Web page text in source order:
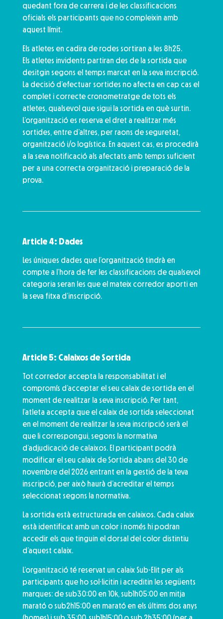
quedant fora de carrera i de les classificacions
oficials els participants que no compleixin amb
aquest límit.
Els atletes en cadira de rodes sortiran a les 8h25.
Els atletes invidents partiran des de la sortida que
desitgin segons el temps marcat en la seva inscripció.
La decisió d’efectuar sortides no afecta en cap cas el
complet i correcte cronometratge de tots els
atletes, qualsevol que sigui la sortida en què surtin.
L’organització es reserva el dret a realitzar més
sortides, entre d’altres, per raons de seguretat,
organització i/o logística. En aquest cas, es procedirà
a la seva notificació als afectats amb temps suficient
per a una correcta organització i preparació de la
prova.
Article 4: Dades
Les úniques dades que l’organització tindrà en
compte a l’hora de fer les classificacions de qualsevol
categoria seran les que el mateix corredor aporti en
la seva fitxa d’inscripció.
Article 5: Calaixos de Sortida
Tot corredor accepta la responsabilitat i el
compromís d’acceptar el seu calaix de sortida en el
moment de realitzar la seva inscripció. Per tant,
l’atleta accepta que el calaix de sortida seleccionat
en el moment de realitzar la seva inscripció serà el
que li correspongui, segons la normativa
d’adjudicació de calaixos. El participant podrà
modificar el seu calaix de Sortida abans del 30 de
novembre del 2026 entrant en la gestió de la teva
inscripció, per això haurà d’acreditar el temps
seleccionat segons la normativa.
La sortida està estructurada en calaixos. Cada calaix
està identificat amb un color i només hi podran
accedir els que tinguin el dorsal del color distintiu
d’aquest calaix.
L’organització té reservat un calaix Sub-Elit per als
participants que ho sol·licitin i acreditin les següents
marques: de sub30:00 en 10k, sub1h05:00 en mitja
marató o sub2h15:00 en marató en els últims dos anys